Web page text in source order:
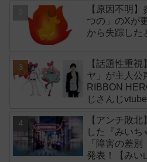
【原因不明
つの」のXが
から失踪した
【話題性重
ヤ」が主人公
RIBBON
じさんじ
【アンチ敗
した『みい
「障害の差
発表！【みい